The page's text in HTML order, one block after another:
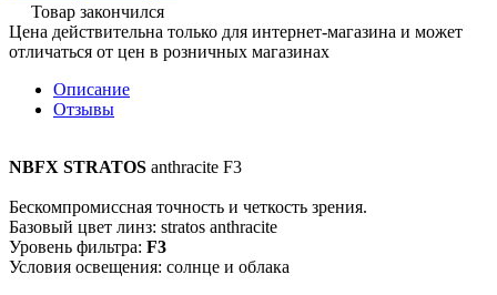
Товар закончился
Цена действительна только для интернет-магазина и может
отличаться от цен в розничных магазинах
Описание
Отзывы
NBFX STRATOS anthracite F3
Бескомпромиссная точность и четкость зрения.
Базовый цвет линз: stratos anthracite
Уровень фильтра: F3
Условия освещения: солнце и облака